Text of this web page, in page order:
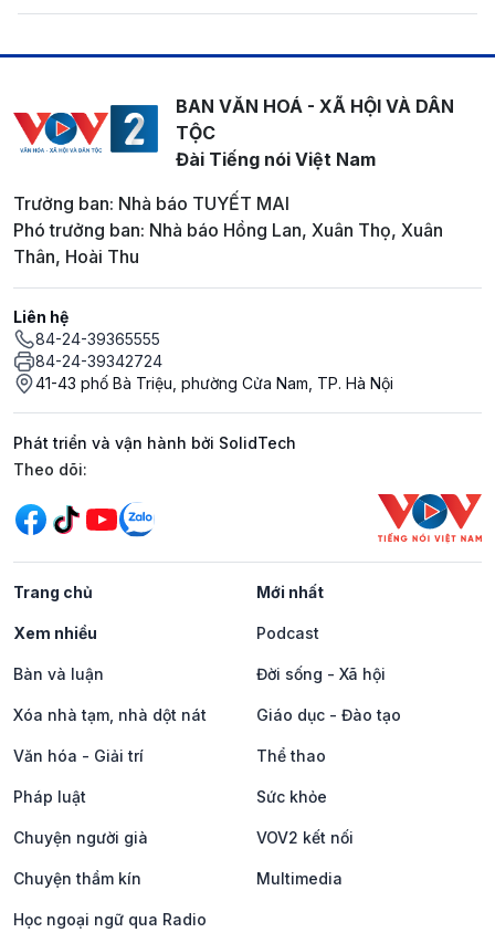
BAN VĂN HOÁ - XÃ HỘI VÀ DÂN
TỘC
Đài Tiếng nói Việt Nam
Trưởng ban: Nhà báo TUYẾT MAI
Phó trưởng ban: Nhà báo Hồng Lan, Xuân Thọ, Xuân
Thân, Hoài Thu
Liên hệ
84-24-39365555
84-24-39342724
41-43 phố Bà Triệu, phường Cửa Nam, TP. Hà Nội
Phát triển và vận hành bởi SolidTech
Mạng xã hội
Theo dõi:
Trang chủ Mới nhất
Xem nhiều Podcast
Bàn và luận Đời sống - Xã hội
Xóa nhà tạm, nhà dột nát Giáo dục - Đào tạo
Văn hóa - Giải trí Thể thao
Pháp luật Sức khỏe
Chuyện người già VOV2 kết nối
Chuyện thầm kín Multimedia
Học ngoại ngữ qua Radio